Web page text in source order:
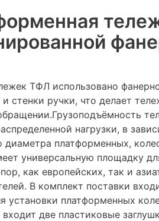
ТФЛ использовано
стенки ручки, что делает
нагрузки, в
диаметра платформенных,
универсальную площадку
как европейских, так и
В комплект поставки
установки платформенных
входит две пластиковые